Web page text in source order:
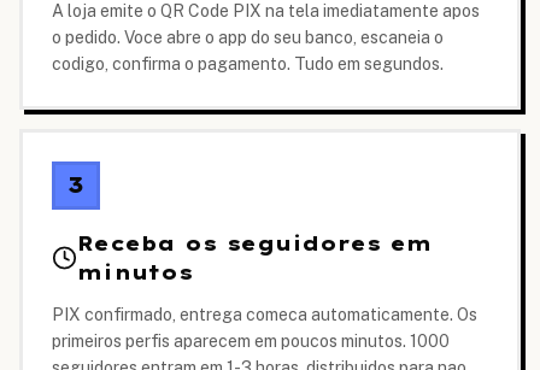
A loja emite o QR Code PIX na tela imediatamente apos
o pedido. Voce abre o app do seu banco, escaneia o
codigo, confirma o pagamento. Tudo em segundos.
3
Receba os seguidores em
minutos
PIX confirmado, entrega comeca automaticamente. Os
primeiros perfis aparecem em poucos minutos. 1000